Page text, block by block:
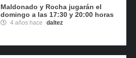
Maldonado y Rocha jugarán el
domingo a las 17:30 y 20:00 horas
4 años hace daltez